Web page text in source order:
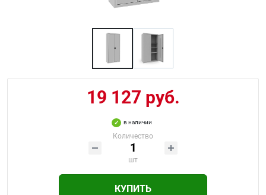
19 127 руб.
в наличии
Количество
шт
КУПИТЬ